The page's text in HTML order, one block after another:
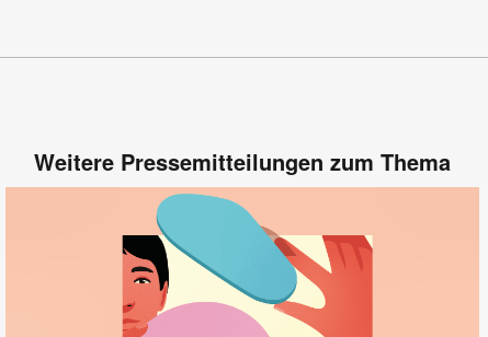
Weitere Pressemitteilungen zum Thema